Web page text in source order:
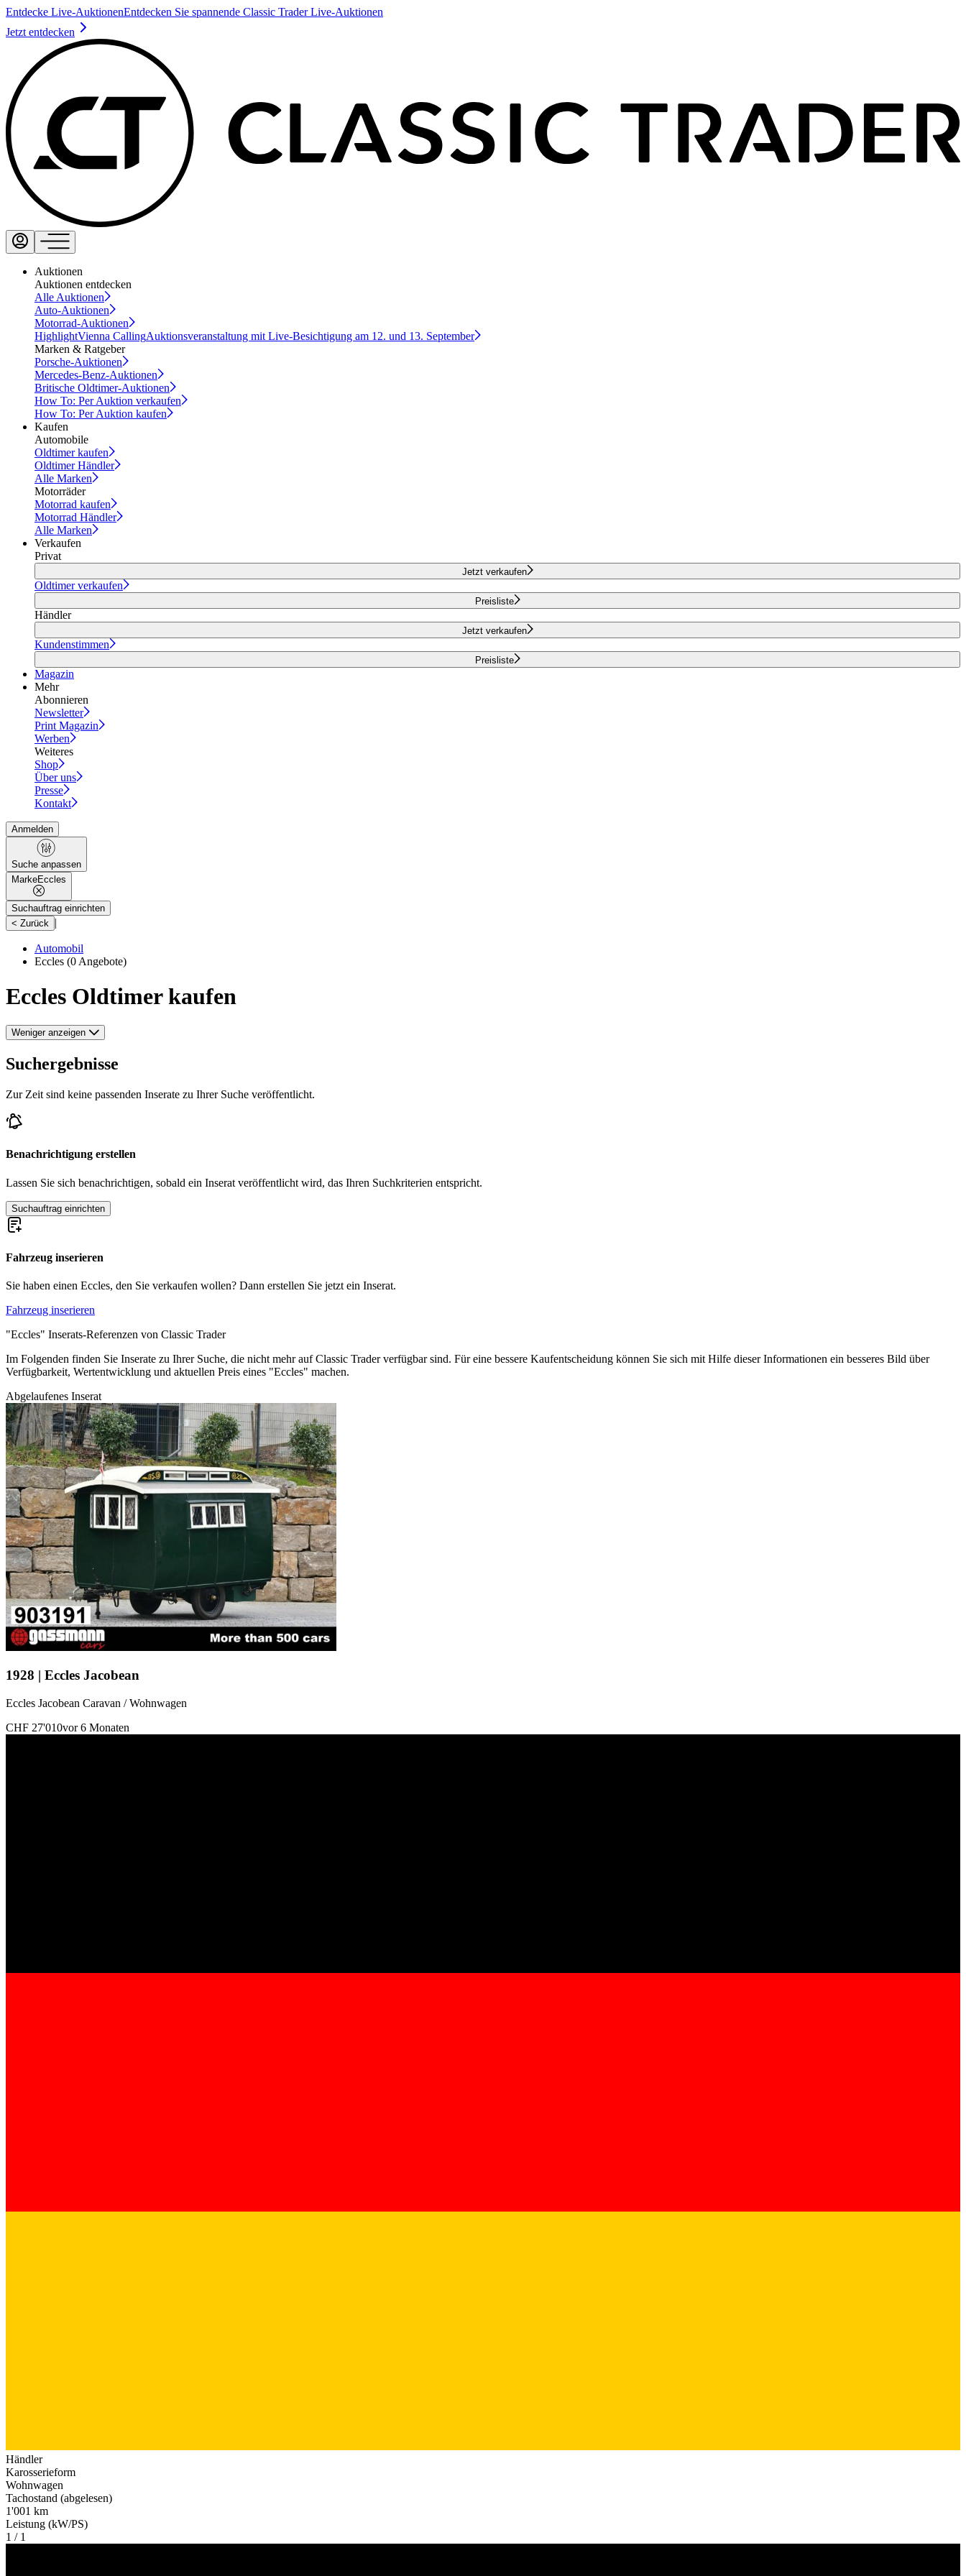
Entdecke Live-AuktionenEntdecken Sie spannende Classic Trader Live-Auktionen
Jetzt entdecken
Auktionen
Auktionen entdecken
Alle Auktionen
Auto-Auktionen
Motorrad-Auktionen
HighlightVienna CallingAuktionsveranstaltung mit Live-Besichtigung am 12. und 13. September
Marken & Ratgeber
Porsche-Auktionen
Mercedes-Benz-Auktionen
Britische Oldtimer-Auktionen
How To: Per Auktion verkaufen
How To: Per Auktion kaufen
Kaufen
Automobile
Oldtimer kaufen
Oldtimer Händler
Alle Marken
Motorräder
Motorrad kaufen
Motorrad Händler
Alle Marken
Verkaufen
Privat
Jetzt verkaufen
Oldtimer verkaufen
Preisliste
Händler
Jetzt verkaufen
Kundenstimmen
Preisliste
Magazin
Mehr
Abonnieren
Newsletter
Print Magazin
Werben
Weiteres
Shop
Über uns
Presse
Kontakt
Anmelden
Suche anpassen
MarkeEccles
Suchauftrag einrichten
< Zurück
|
Automobil
Eccles (0 Angebote)
Eccles Oldtimer kaufen
Weniger anzeigen
Suchergebnisse
Zur Zeit sind keine passenden Inserate zu Ihrer Suche veröffentlicht.
Benachrichtigung erstellen
Lassen Sie sich benachrichtigen, sobald ein Inserat veröffentlicht wird, das Ihren Suchkriterien entspricht.
Suchauftrag einrichten
Fahrzeug inserieren
Sie haben einen Eccles, den Sie verkaufen wollen? Dann erstellen Sie jetzt ein Inserat.
Fahrzeug inserieren
"Eccles" Inserats-Referenzen von Classic Trader
Im Folgenden finden Sie Inserate zu Ihrer Suche, die nicht mehr auf Classic Trader verfügbar sind. Für eine bessere Kaufentscheidung können Sie sich mit Hilfe dieser Informationen ein besseres Bild über
Verfügbarkeit, Wertentwicklung und aktuellen Preis eines "Eccles" machen.
Abgelaufenes Inserat
1928 | Eccles Jacobean
Eccles Jacobean Caravan / Wohnwagen
CHF 27'010vor 6 Monaten
Händler
Karosserieform
Wohnwagen
Tachostand (abgelesen)
1'001 km
Leistung (kW/PS)
1 / 1